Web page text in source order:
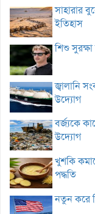
সাহারার
ইতিহাস
শিশু
জ্বালানি
উদ্যোগ
বর্জ্যকে
উদ্যোগ
খুশকি
পদ্ধতি
নতুন করে